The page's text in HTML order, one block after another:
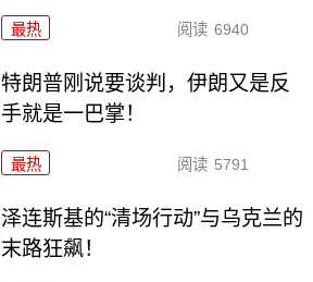
最热 阅读 6940
特朗普刚说要谈判，伊朗又是反
手就是一巴掌！
最热 阅读 5791
泽连斯基的“清场行动”与乌克兰的
末路狂飙！